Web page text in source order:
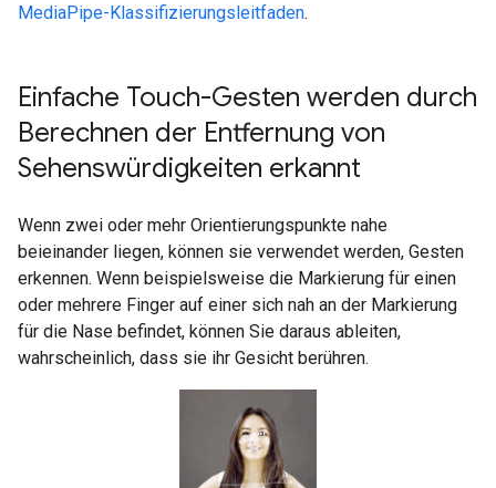
MediaPipe-Klassifizierungsleitfaden.
Einfache Touch-Gesten werden durch
Berechnen der Entfernung von
Sehenswürdigkeiten erkannt
Wenn zwei oder mehr Orientierungspunkte nahe
beieinander liegen, können sie verwendet werden, Gesten
erkennen. Wenn beispielsweise die Markierung für einen
oder mehrere Finger auf einer sich nah an der Markierung
für die Nase befindet, können Sie daraus ableiten,
wahrscheinlich, dass sie ihr Gesicht berühren.